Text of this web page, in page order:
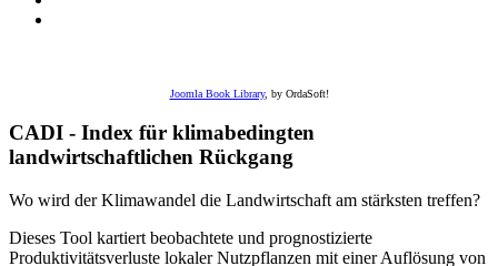
Joomla Book Library, by OrdaSoft!
CADI - Index für klimabedingten
landwirtschaftlichen Rückgang
Wo wird der Klimawandel die Landwirtschaft am stärksten treffen?
Dieses Tool kartiert beobachtete und prognostizierte
Produktivitätsverluste lokaler Nutzpflanzen mit einer Auflösung von